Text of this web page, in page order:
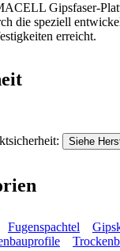
Gipsfaser-
die speziell
erreicht.
Siehe
Fugenspachtel